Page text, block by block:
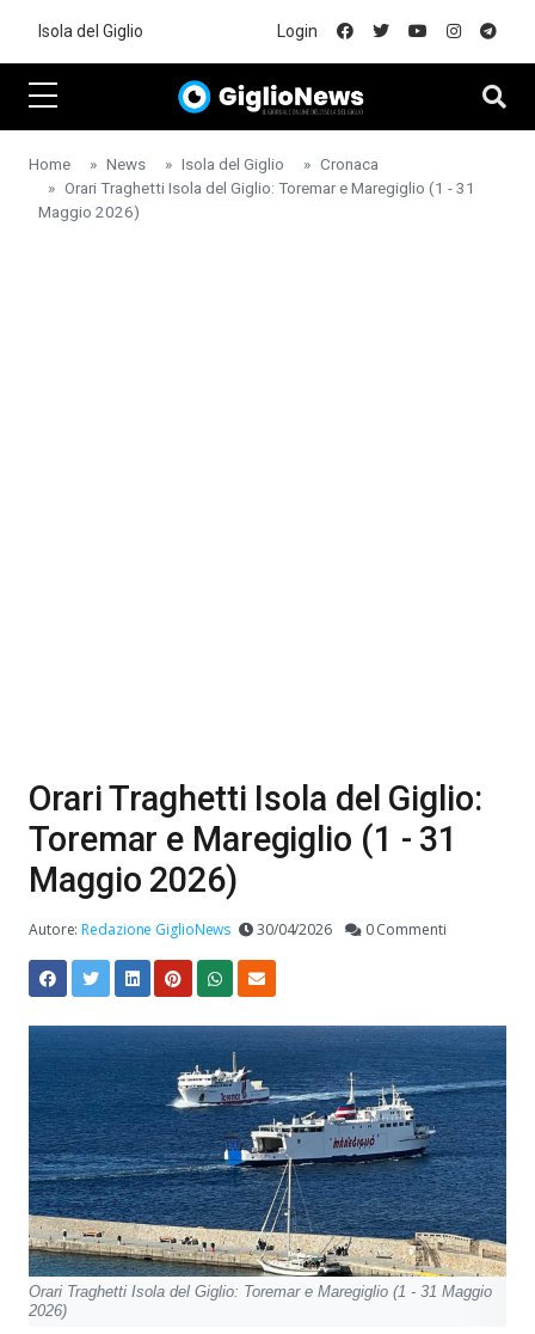
Isola del Giglio Login
Home News Isola del Giglio
Cronaca
Orari Traghetti Isola del Giglio: Toremar e Maregiglio (1 - 31
Maggio 2026)
Orari Traghetti Isola del Giglio:
Toremar e Maregiglio (1 - 31
Maggio 2026)
Autore:Redazione GiglioNews 30/04/2026 0 Commenti
Orari Traghetti Isola del Giglio: Toremar e Maregiglio (1 - 31 Maggio
2026)